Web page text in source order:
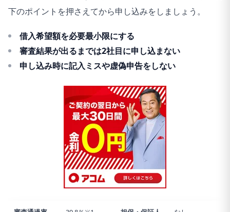
下のポイントを押さえてから申し込みをしましょう。
借入希望額を必要最小限にする
審査結果が出るまでは2社目に申し込まない
申し込み時に記入ミスや虚偽申告をしない